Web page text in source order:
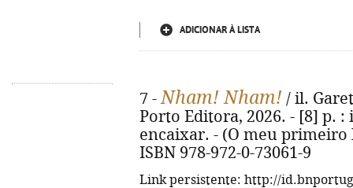
ADICIONAR À LISTA
7 -Nham! Nham! / il.
Porto Editora, 2026. - [8] p. :
encaixar. - (O meu primeiro
ISBN 978-972-0-73061-9
Link persistente: http://